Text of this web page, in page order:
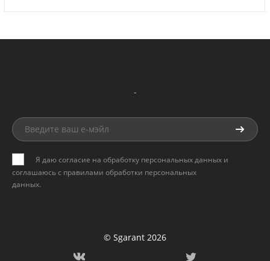
-
Я даю согласие на обработку персональных данных и
соглашаюсь с правилами обработки персональных
данных.
© Sgarant 2026